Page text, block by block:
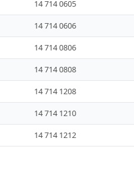
14 714 0605
14 714 0606
14 714 0806
14 714 0808
14 714 1208
14 714 1210
14 714 1212